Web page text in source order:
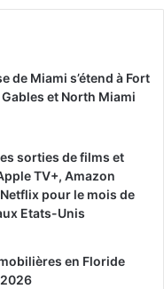
de Miami s’étend à Fort
et North Miami
sorties de films et
TV+, Amazon
pour le mois de
Etats-Unis
en Floride
2026